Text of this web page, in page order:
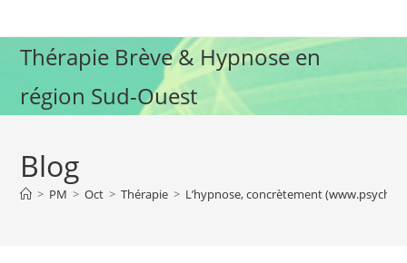
to
contentThérapie Brève & Hypnose en
région Sud-Ouest
Blog
> PM > Oct > Thérapie > L’hypnose, concrètement